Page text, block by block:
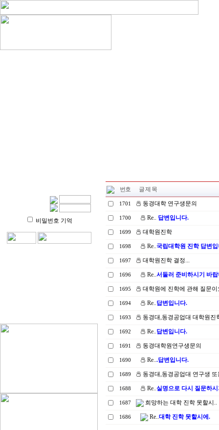
비밀번호 기억
번호 글 제 목
1701 동경대학 연구생문의
1700 Re.. 답변입니다.
1699 대학원진학
1698 Re..국립대학원 진학 답변
1697 대학원진학 결정...
1696 Re..서둘러 준비하시기 바
1695 대학원에 진학에 관해 질문이
1694 Re..답변입니다.
1693 동경대,동경공업대 대학원진
1692 Re..답변입니다.
1691 동경대학원연구생문의
1690 Re...답변입니다.
1689 동경대,동경공업대 연구생
1688 Re..실명으로 다시 질문하
1687 희망하는 대학 진학 못할시..
1686 Re..대학 진학 못할시에.